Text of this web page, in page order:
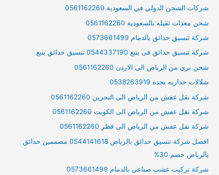
شركات الشحن الدولي في السعودية 0561162260
شحن معدات ثقيله بالسعودية 0561162260
شركة تنسيق حدائق بالدمام 0573661499
شركة تنسيق حدائق فى ينبع 0544337190 تنسيق حدائق ينبع
شحن بري من الرياض الى الاردن 0561162260
شلالات جداريه بجده 0538263919
شركة نقل عفش من الرياض الى البحرين 0561162260
شركة نقل عفش من الرياض الى الكويت 0561162260
شركة نقل عفش من الرياض الى قطر 0561162260
افضل شركة تنسيق حدائق بالرياض 0544141618 مصممين حدائق
بالرياض خصم 30%
شركة تركيب عشب صناعي بالدمام 0573661499